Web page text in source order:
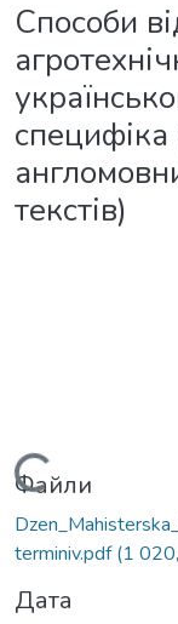
Способи
специфіка
текстів)
Файли
terminiv.pdf(1
Дата